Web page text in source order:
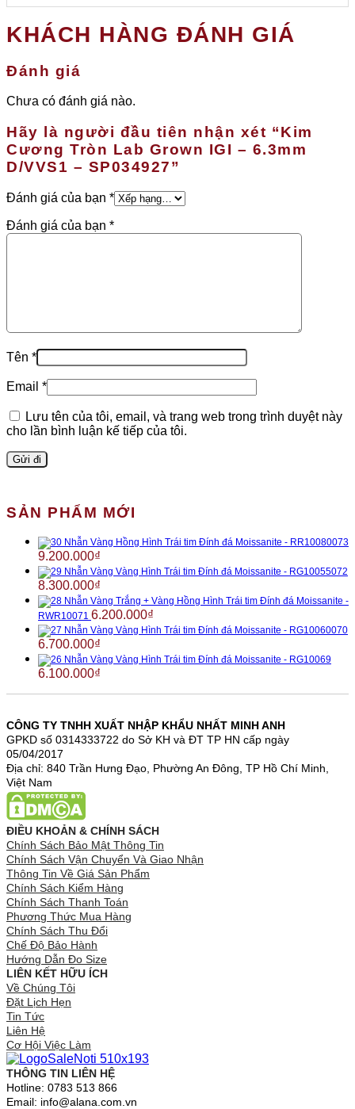
KHÁCH HÀNG ĐÁNH GIÁ
Đánh giá
Chưa có đánh giá nào.
Hãy là người đầu tiên nhận xét “Kim
Cương Tròn Lab Grown IGI – 6.3mm
D/VVS1 – SP034927”
Đánh giá của bạn *
Đánh giá của bạn *
Tên *
Email *
Lưu tên của tôi, email, và trang web trong trình duyệt này
cho lần bình luận kế tiếp của tôi.
SẢN PHẨM MỚI
Nhẫn Vàng Hồng Hình Trái tim Đính đá Moissanite - RR10080073
9.200.000₫
Nhẫn Vàng Vàng Hình Trái tim Đính đá Moissanite - RG10055072
8.300.000₫
Nhẫn Vàng Trắng + Vàng Hồng Hình Trái tim Đính đá Moissanite -
RWR10071 6.200.000₫
Nhẫn Vàng Vàng Hình Trái tim Đính đá Moissanite - RG10060070
6.700.000₫
Nhẫn Vàng Vàng Hình Trái tim Đính đá Moissanite - RG10069
6.100.000₫
CÔNG TY TNHH XUẤT NHẬP KHẨU NHẤT MINH ANH
GPKD số 0314333722 do Sở KH và ĐT TP HN cấp ngày
05/04/2017
Địa chỉ: 840 Trần Hưng Đạo, Phường An Đông, TP Hồ Chí Minh,
Việt Nam
ĐIỀU KHOẢN & CHÍNH SÁCH
Chính Sách Bảo Mật Thông Tin
Chính Sách Vận Chuyển Và Giao Nhận
Thông Tin Về Giá Sản Phẩm
Chính Sách Kiểm Hàng
Chính Sách Thanh Toán
Phương Thức Mua Hàng
Chính Sách Thu Đổi
Chế Độ Bảo Hành
Hướng Dẫn Đo Size
LIÊN KẾT HỮU ÍCH
Về Chúng Tôi
Đặt Lịch Hẹn
Tin Tức
Liên Hệ
Cơ Hội Việc Làm
THÔNG TIN LIÊN HỆ
Hotline: 0783 513 866
Email: info@alana.com.vn